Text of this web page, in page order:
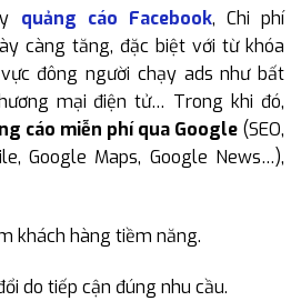
quảng cáo Facebook, Chi phí
càng tăng, đặc biệt với từ khóa
đông người chạy ads như bất
mại điện tử… Trong khi đó,
cáo miễn phí qua Google (SEO,
Google Maps, Google News…),
khách hàng tiềm năng.
do tiếp cận đúng nhu cầu.